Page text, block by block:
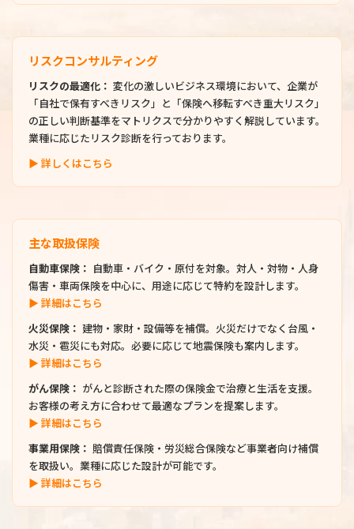
リスクコンサルティング
リスクの最適化： 変化の激しいビジネス環境において、企業が
「自社で保有すべきリスク」と「保険へ移転すべき重大リスク」
の正しい判断基準をマトリクスで分かりやすく解説しています。
業種に応じたリスク診断を行っております。
▶ 詳しくはこちら
主な取扱保険
自動車保険：
自動車・バイク・原付を対象。対人・対物・人身
傷害・車両保険を中心に、用途に応じて特約を設計します。
▶ 詳細はこちら
火災保険： 建物・家財・設備等を補償。火災だけでなく台風・
水災・雹災にも対応。必要に応じて地震保険も案内します。
▶ 詳細はこちら
がん保険： がんと診断された際の保険金で治療と生活を支援。
お客様の考え方に合わせて最適なプランを提案します。
▶ 詳細はこちら
事業用保険： 賠償責任保険・労災総合保険など事業者向け補償
を取扱い。業種に応じた設計が可能です。
▶ 詳細はこちら